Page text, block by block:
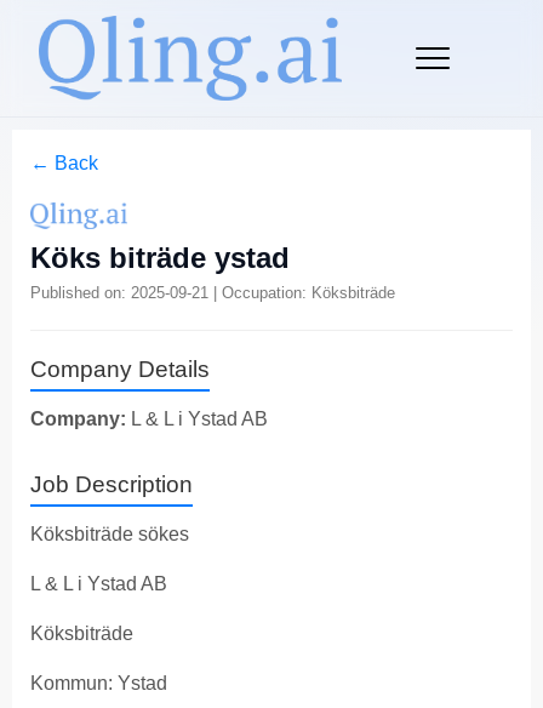
← Back
Köks biträde ystad
Published on: 2025-09-21 | Occupation: Köksbiträde
Company Details
Company: L & L i Ystad AB
Job Description
Köksbiträde sökes
L & L i Ystad AB
Köksbiträde
Kommun: Ystad